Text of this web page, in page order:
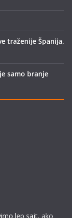
traženije Španija,
samo branje
lep sajt, ako